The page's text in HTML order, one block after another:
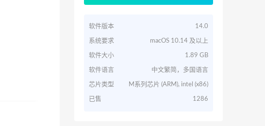
软件版本 14.0
系统要求 macOS 10.14 及以上
软件大小 1.89 GB
软件语言 中文繁简，多国语言
芯片类型 M系列芯片 (ARM), intel (x86)
已售 1286